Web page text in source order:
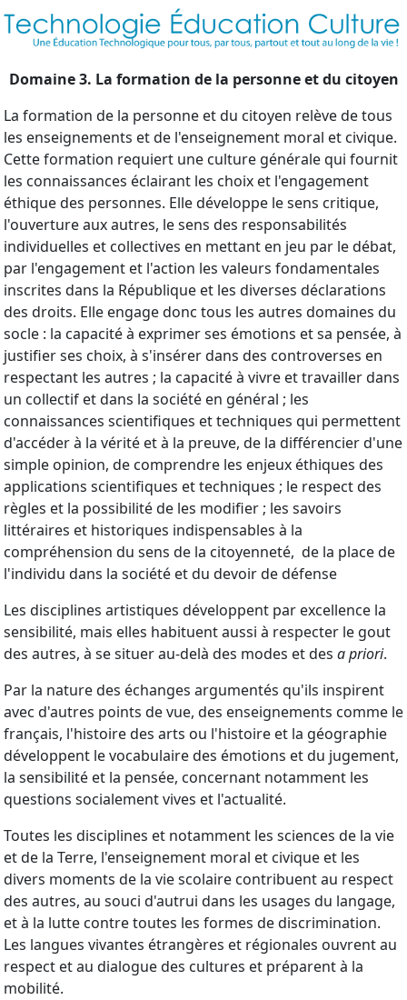
Domaine 3. La formation de la personne et du citoyen
La formation de la personne et du citoyen relève de tous
les enseignements et de l'enseignement moral et civique.
Cette formation requiert une culture générale qui fournit
les connaissances éclairant les choix et l'engagement
éthique des personnes. Elle développe le sens critique,
l'ouverture aux autres, le sens des responsabilités
individuelles et collectives en mettant en jeu par le débat,
par l'engagement et l'action les valeurs fondamentales
inscrites dans la République et les diverses déclarations
des droits. Elle engage donc tous les autres domaines du
socle : la capacité à exprimer ses émotions et sa pensée, à
justifier ses choix, à s'insérer dans des controverses en
respectant les autres ; la capacité à vivre et travailler dans
un collectif et dans la société en général ; les
connaissances scientifiques et techniques qui permettent
d'accéder à la vérité et à la preuve, de la différencier d'une
simple opinion, de comprendre les enjeux éthiques des
applications scientifiques et techniques ; le respect des
règles et la possibilité de les modifier ; les savoirs
littéraires et historiques indispensables à la
compréhension du sens de la citoyenneté, de la place de
l'individu dans la société et du devoir de défense
Les disciplines artistiques développent par excellence la
sensibilité, mais elles habituent aussi à respecter le gout
des autres, à se situer au-delà des modes et des a priori.
Par la nature des échanges argumentés qu'ils inspirent
avec d'autres points de vue, des enseignements comme le
français, l'histoire des arts ou l'histoire et la géographie
développent le vocabulaire des émotions et du jugement,
la sensibilité et la pensée, concernant notamment les
questions socialement vives et l'actualité.
Toutes les disciplines et notamment les sciences de la vie
et de la Terre, l'enseignement moral et civique et les
divers moments de la vie scolaire contribuent au respect
des autres, au souci d'autrui dans les usages du langage,
et à la lutte contre toutes les formes de discrimination.
Les langues vivantes étrangères et régionales ouvrent au
respect et au dialogue des cultures et préparent à la
mobilité.